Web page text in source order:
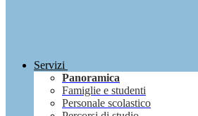
Servizi
Panoramica
Famiglie e studenti
Personale scolastico